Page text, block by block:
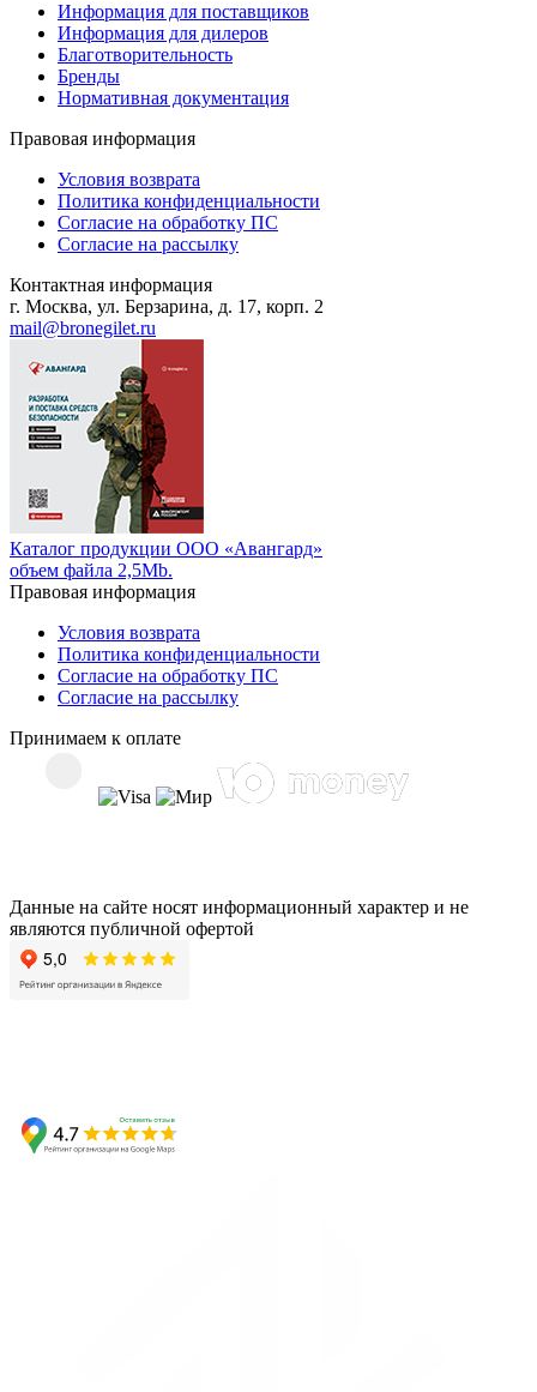
Информация для поставщиков
Информация для дилеров
Благотворительность
Бренды
Нормативная документация
Правовая информация
Условия возврата
Политика конфиденциальности
Согласие на обработку ПС
Согласие на рассылку
Контактная информация
г. Москва, ул. Берзарина, д. 17, корп. 2
mail@bronegilet.ru
Каталог продукции ООО «Авангард»
объем файла 2,5Mb.
Правовая информация
Условия возврата
Политика конфиденциальности
Согласие на обработку ПС
Согласие на рассылку
Принимаем к оплате
Данные на сайте носят информационный характер и не
являются публичной офертой